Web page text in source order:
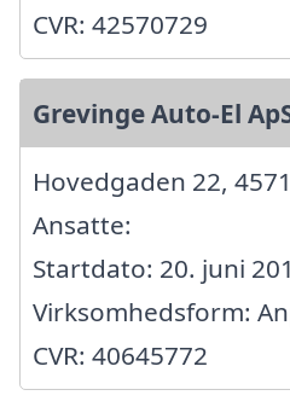
CVR: 42570729
Grevinge Auto-El
Hovedgaden 22,
Ansatte:
Startdato: 20. juni
Virksomhedsform:
CVR: 40645772